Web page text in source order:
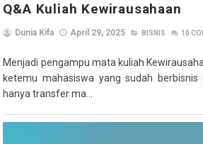
Q&A Kuliah Kewirausahaan
Dunia Kifa April 29, 2025 BISNIS 10
Menjadi pengampu mata kuliah
ketemu mahasiswa yang sudah berbisnis
hanya transfer ma...